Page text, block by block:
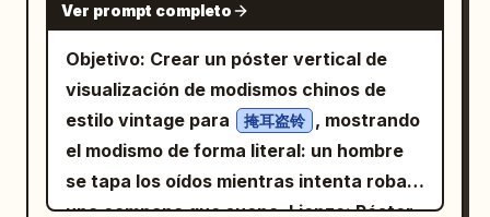
proporcionadas por el usuario, con los
"información por confirmar"; la sección
de parámetros incluye las dimensiones
completas de la silla, rango de altura del
y elementos de ajuste, sin adivinar
Catalogue (catálogo) Crea una
ilustración vectorial plana, moderna y
cálida de una sección transversal de una
biblioteca. Muestra a un estudiante
tomando prestados dos libros de un
bibliotecario, incluyendo de forma
natural estanterías y un carné de
un bloque de texto oscuro y pesado en
la parte inferior, creando un impacto
visual donde la imagen es truncada por
el texto, que a su vez sirve de soporte a
la imagen. La oración principal utiliza
caracteres en negrita, sans-serif y de
color claro en un diseño multilínea
Ver prompt completo
Objetivo: Crear un póster vertical de
visualización de modismos chinos de
estilo vintage para
掩耳盗铃 , mostrando
el modismo de forma literal: un hombre
se tapa los oídos mientras intenta robar
una campana que suena. Lienzo: Póster